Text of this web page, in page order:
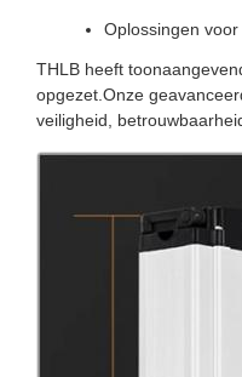
Oplossingen
THLB heeft
opgezet.Onze
veiligheid,